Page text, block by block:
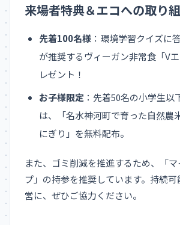
来場者特典＆エコへの取り
先着100名様 ：環境学習クイズに
が推奨するヴィーガン非常食「V
レゼント！
お子様限定 ：先着50名の小学生以
は、「名水神河町で育った自然農
にぎり」を無料配布。
また、ゴミ削減を推進するため、「
プ」の持参を推奨しています。持続
営に、ぜひご協力ください。